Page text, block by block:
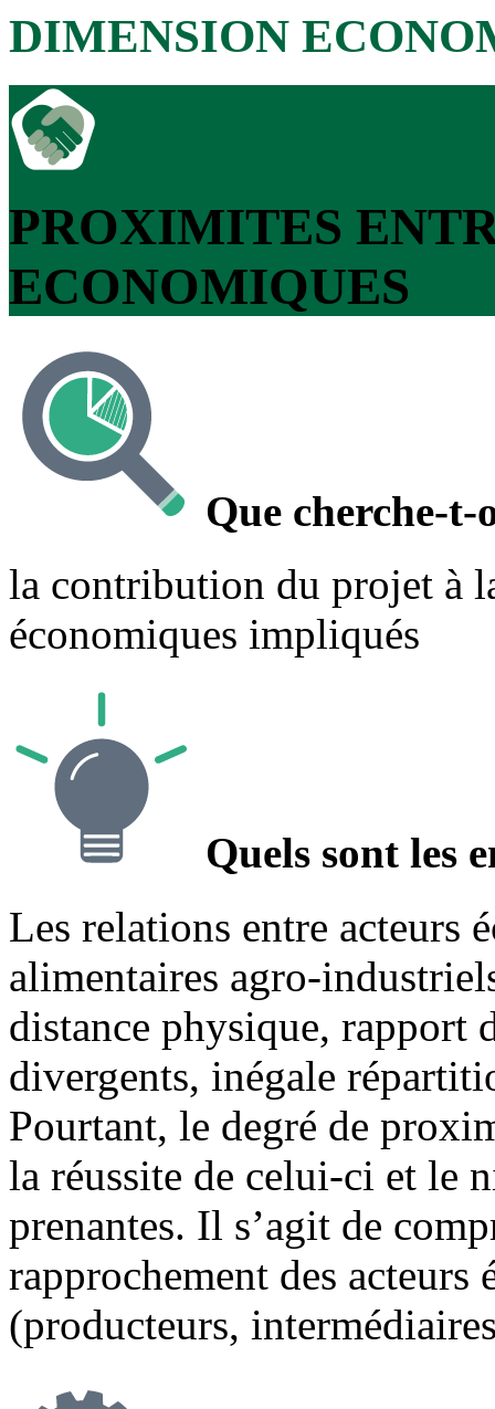
DIMENSION
PROXIMITES
ECONOMIQUES
Que cherche-t-
la contribution du projet à
économiques impliqués
Quels sont les
Les relations entre acteurs
alimentaires agro-
distance physique, rapport
divergents, inégale
Pourtant, le degré de
la réussite de celui-ci et le
prenantes. Il s’agit de
rapprochement des
(producteurs,